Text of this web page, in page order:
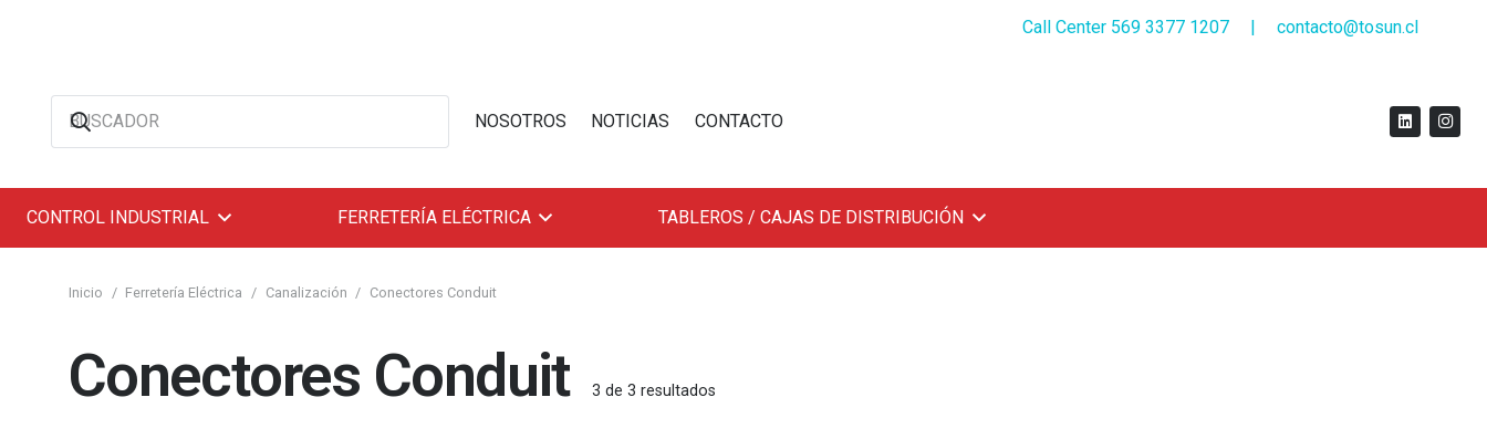
Call Center 569 3377 1207 | contacto@tosun.cl
NOSOTROS NOTICIAS CONTACTO
CONTROL INDUSTRIAL FERRETERÍA ELÉCTRICA TABLEROS / CAJAS DE DISTRIBUCIÓN
Inicio / Ferretería Eléctrica / Canalización / Conectores Conduit
Conectores Conduit 3 de 3 resultados